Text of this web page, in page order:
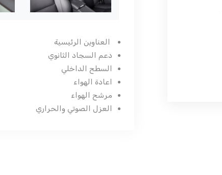
العناوين الرئيسية
دعم السجاد الثانوي
السطح الداخلي
اعادة الهواء
مرشح الهواء
العزل الصوتي والحراري